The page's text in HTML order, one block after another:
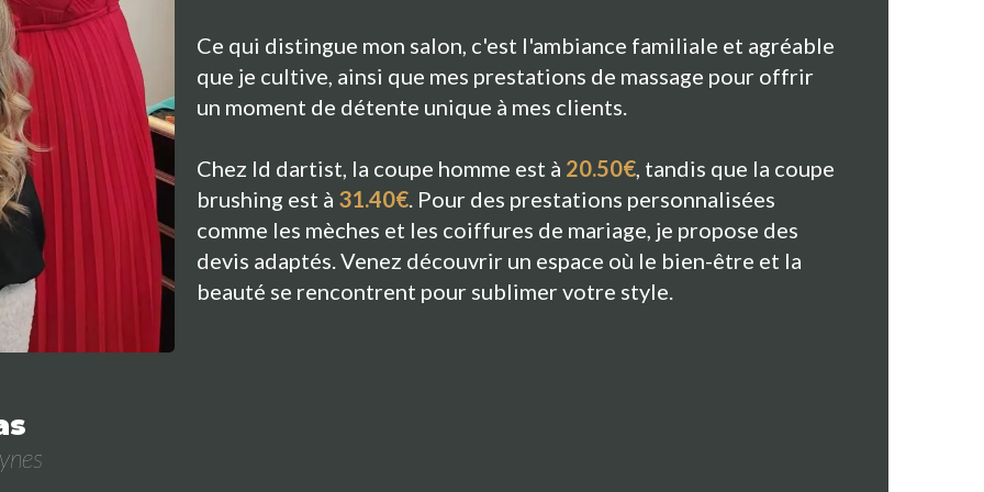
Ce qui distingue mon salon, c'est l'ambiance familiale et agréable
que je cultive, ainsi que mes prestations de massage pour offrir
un moment de détente unique à mes clients.
Chez Id dartist, la coupe homme est à 20.50€, tandis que la coupe
brushing est à 31.40€. Pour des prestations personnalisées
comme les mèches et les coiffures de mariage, je propose des
devis adaptés. Venez découvrir un espace où le bien-être et la
beauté se rencontrent pour sublimer votre style.